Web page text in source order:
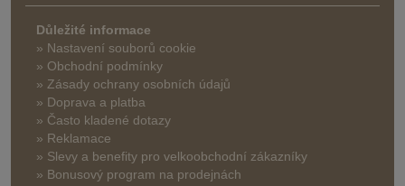
Důležité informace
» Nastavení souborů cookie
» Obchodní podmínky
» Zásady ochrany osobních údajů
» Doprava a platba
» Často kladené dotazy
» Reklamace
» Slevy a benefity pro velkoobchodní zákazníky
» Bonusový program na prodejnách